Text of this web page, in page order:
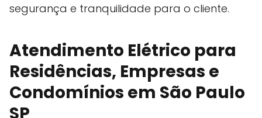
segurança e tranquilidade para o cliente.
Atendimento Elétrico para
Residências, Empresas e
Condomínios em São Paulo